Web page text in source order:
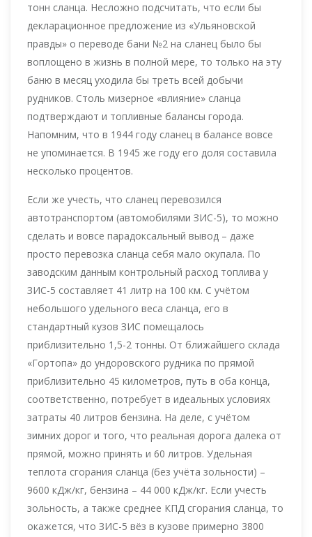
тонн сланца. Несложно подсчитать, что если бы
декларационное предложение из «Ульяновской
правды» о переводе бани №2 на сланец было бы
воплощено в жизнь в полной мере, то только на эту
баню в месяц уходила бы треть всей добычи
рудников. Столь мизерное «влияние» сланца
подтверждают и топливные балансы города.
Напомним, что в 1944 году сланец в балансе вовсе
не упоминается. В 1945 же году его доля составила
несколько процентов.
Если же учесть, что сланец перевозился
автотранспортом (автомобилями ЗИС-5), то можно
сделать и вовсе парадоксальный вывод – даже
просто перевозка сланца себя мало окупала. По
заводским данным контрольный расход топлива у
ЗИС-5 составляет 41 литр на 100 км. С учётом
небольшого удельного веса сланца, его в
стандартный кузов ЗИС помещалось
приблизительно 1,5-2 тонны. От ближайшего склада
«Гортопа» до ундоровского рудника по прямой
приблизительно 45 километров, путь в оба конца,
соответственно, потребует в идеальных условиях
затраты 40 литров бензина. На деле, с учётом
зимних дорог и того, что реальная дорога далека от
прямой, можно принять и 60 литров. Удельная
теплота сгорания сланца (без учёта зольности) –
9600 кДж/кг, бензина – 44 000 кДж/кг. Если учесть
зольность, а также среднее КПД сгорания сланца, то
окажется, что ЗИС-5 вёз в кузове примерно 3800